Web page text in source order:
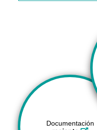
Documentación